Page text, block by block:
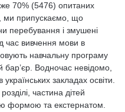
70% (5476) опитаних
ми припускаємо, що
перебування і змушені
час вивчення мови в
навчальну програму
Водночас невідомо,
закладах освіти.
частина дітей
формою та екстернатом.